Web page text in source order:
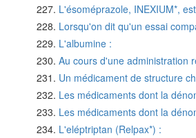
L'ésoméprazole, INEXIUM*,
Lorsqu'on dit qu'un essai
L'albumine :
Au cours d'une administration
Un médicament de structure
Les médicaments dont la
Les médicaments dont la
L'eléptriptan (Relpax*) :